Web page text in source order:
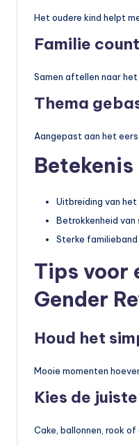
Het oudere kind helpt
Familie
Samen aftellen naar het
Thema
Aangepast aan het
Betekenis
Uitbreiding van het
Betrokkenheid van
Sterke familieband
Tips voor
Gender
Houd het
Mooie momenten
Kies de
Cake, ballonnen, rook